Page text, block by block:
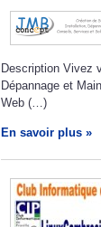
Description Vivez
Dépannage et
Web (…)
En savoir plus »